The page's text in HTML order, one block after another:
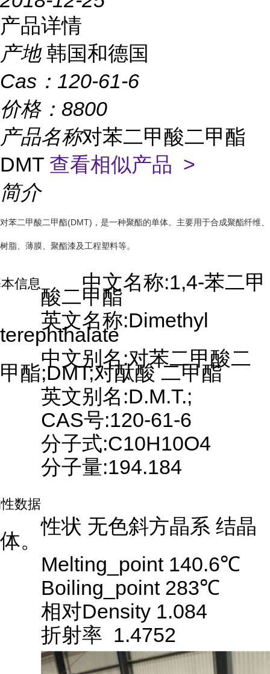
产品详情
产地 韩国和德国
Cas： 120-61-6
价格： 8800
产品名称对苯二甲酸二甲酯
DMT 查看相似产品 >
简介
对苯二甲酸二甲酯(DMT)，是一种聚酯的单体。主要用于合成聚酯纤维、
树脂、薄膜、聚酯漆及工程塑料等。
信息 中文名称:1,4-苯二甲
酸二甲酯
英文名称:Dimethyl
terephthalate
中文别名:对苯二甲酸二
甲酯;DMT;对酞酸二甲酯
英文别名:D.M.T.;
CAS号:120-61-6
分子式:C10H10O4
分子量:194.184
数据
性状 无色斜方晶系 结晶
体。
Melting_point 140.6℃
Boiling_point 283℃
相对Density 1.084
折射率 1.4752